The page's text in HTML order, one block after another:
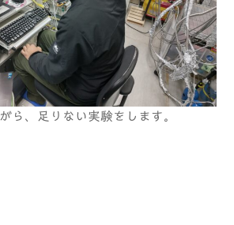
ら、足りない実験をします。